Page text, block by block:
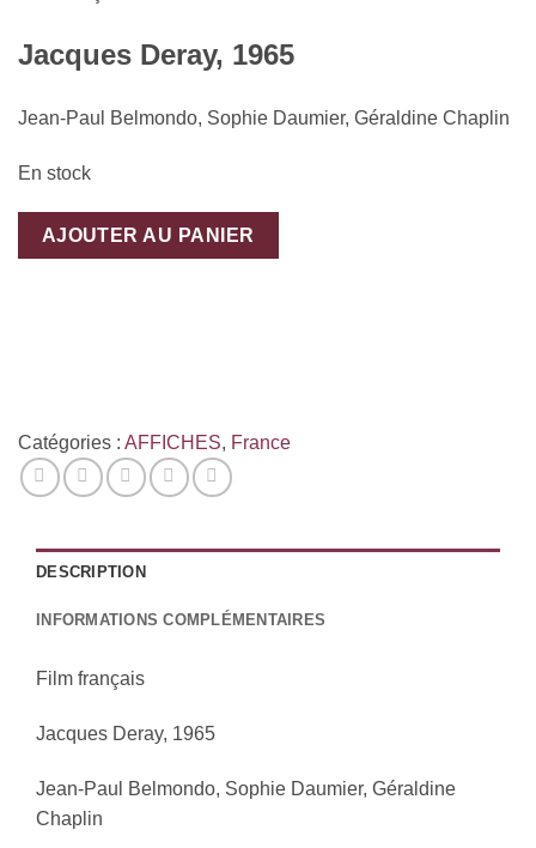
Jacques Deray, 1965
Jean-Paul Belmondo, Sophie Daumier, Géraldine Chaplin
En stock
AJOUTER AU PANIER
Catégories : AFFICHES, France
DESCRIPTION
INFORMATIONS COMPLÉMENTAIRES
Film français
Jacques Deray, 1965
Jean-Paul Belmondo, Sophie Daumier, Géraldine
Chaplin